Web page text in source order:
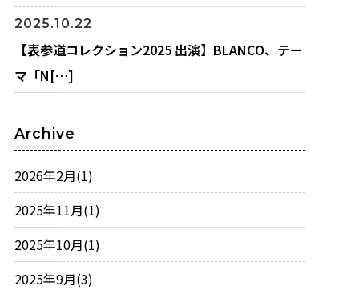
2025.10.22
【表参道コレクション2025 出演】BLANCO、テー
マ「N[…]
Archive
2026年2月(1)
2025年11月(1)
2025年10月(1)
2025年9月(3)